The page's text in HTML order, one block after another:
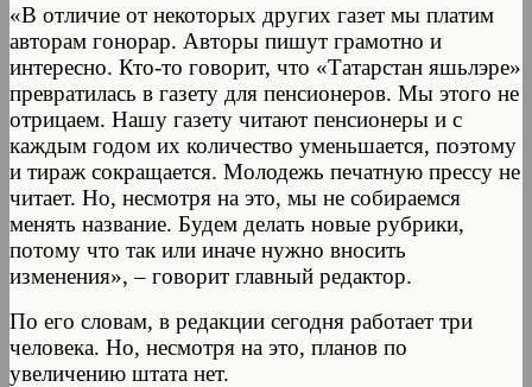
«В отличие от некоторых других газет мы платим
авторам гонорар. Авторы пишут грамотно и
интересно. Кто-то говорит, что «Татарстан яшьлэре»
превратилась в газету для пенсионеров. Мы этого не
отрицаем. Нашу газету читают пенсионеры и с
каждым годом их количество уменьшается, поэтому
и тираж сокращается. Молодежь печатную прессу не
читает. Но, несмотря на это, мы не собираемся
менять название. Будем делать новые рубрики,
потому что так или иначе нужно вносить
изменения», – говорит главный редактор.
По его словам, в редакции сегодня работает три
человека. Но, несмотря на это, планов по
увеличению штата нет.